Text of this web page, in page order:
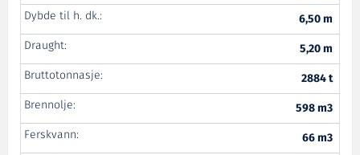
Dybde til h. dk.:
6,50 m
Draught:
5,20 m
Bruttotonnasje:
2884 t
Brennolje:
598 m3
Ferskvann:
66 m3